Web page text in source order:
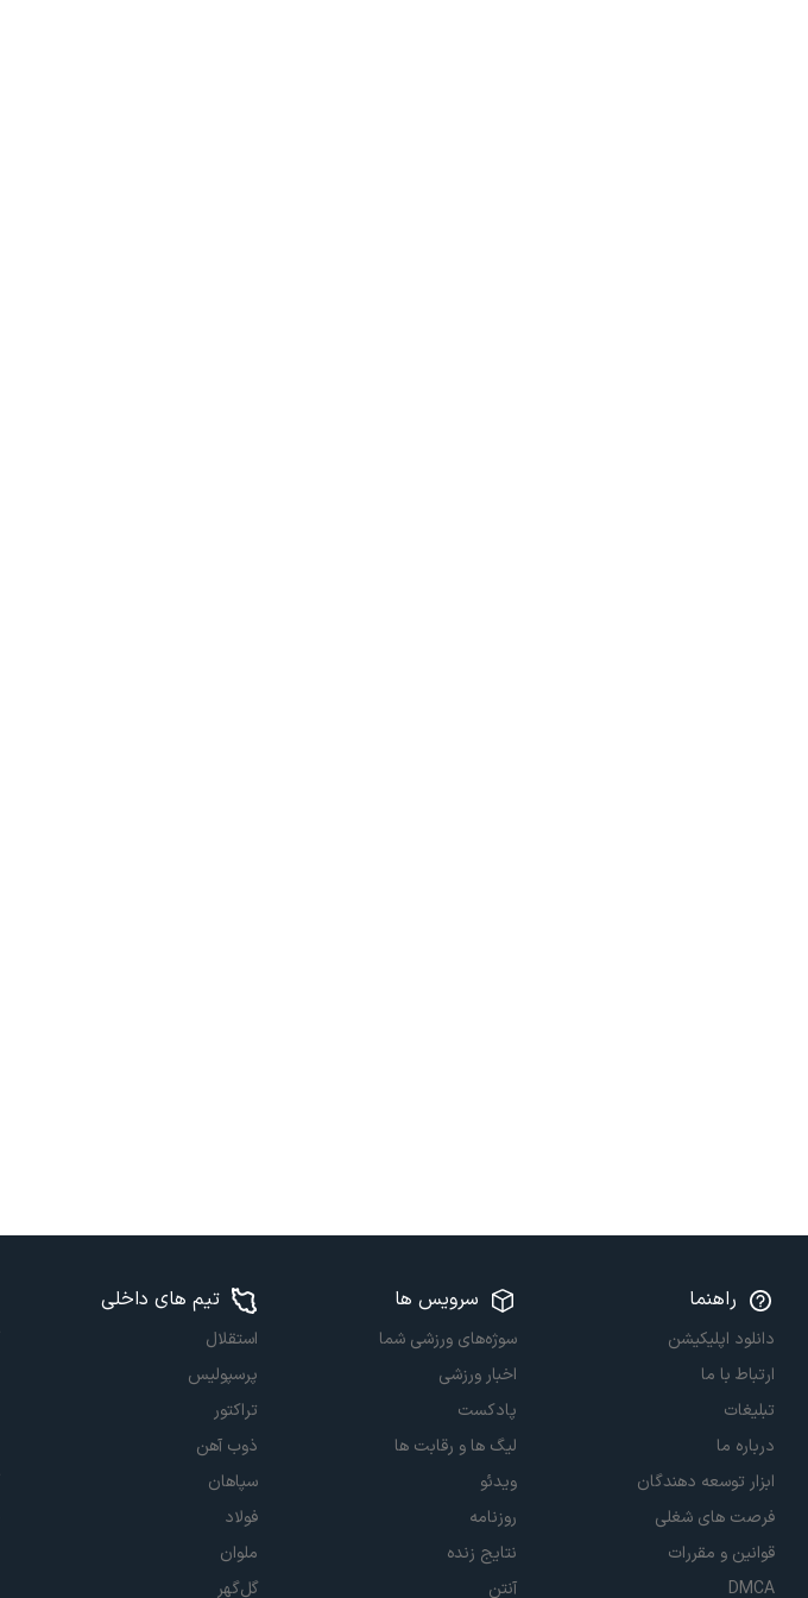
راهنما
دانلود اپلیکیشن
ارتباط با ما
تبلیغات
درباره ما
ابزار توسعه دهندگان
فرصت های شغلی
قوانین و مقررات
DMCA
سرویس ها
سوژه‌های ورزشی شما
اخبار ورزشی
پادکست
لیگ ها و رقابت ها
ویدئو
روزنامه
نتایج زنده
آنتن
تیم های داخلی
استقلال
پرسپولیس
تراکتور
ذوب آهن
سپاهان
فولاد
ملوان
گل‌گهر